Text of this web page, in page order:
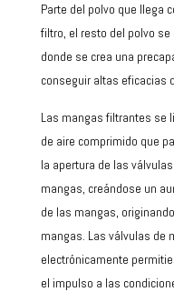
Parte del polvo que llega
filtro, el resto del polvo
donde se crea una
conseguir altas eficacias
Las mangas filtrantes se
de aire comprimido que
la apertura de las
mangas, creándose un
de las mangas,
mangas. Las válvulas de
electrónicamente
el impulso a las